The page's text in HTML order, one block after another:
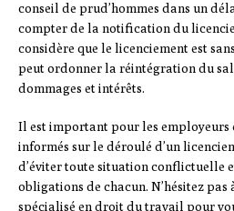
conseil de prud’hommes dans un
compter de la notification du
considère que le licenciement est
peut ordonner la réintégration du
dommages et intérêts.
Il est important pour les employeurs
informés sur le déroulé d’un
d’éviter toute situation conflictuelle
obligations de chacun. N’hésitez
spécialisé en droit du travail pour